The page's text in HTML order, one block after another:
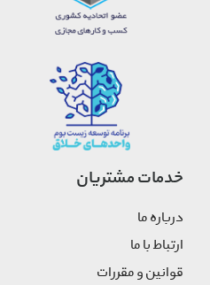
خدمات مشتریان
درباره ما
ارتباط با ما
قوانین و مقررات